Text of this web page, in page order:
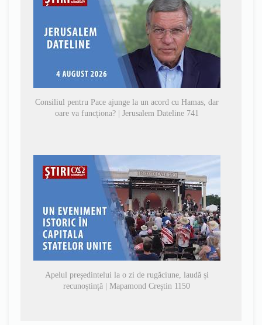
Consiliul pentru Pace ajunge la un acord cu Hamas, dar
oare va funcționa? | Jerusalem Dateline 741
Apelul președintelui la o zi de rugăciune, laudă și
recunoștință | Mapamond Creștin 1150